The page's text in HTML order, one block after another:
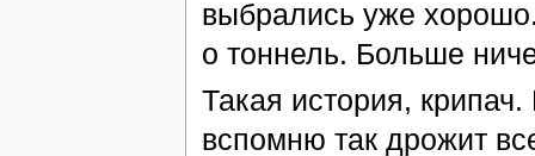
выбрались уже
о тоннель. Больше
Такая история,
вспомню так дрожит